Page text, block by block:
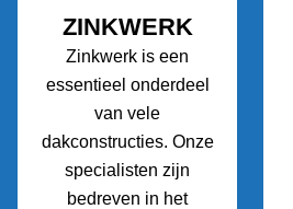
ZINKWERK
Zinkwerk is een
essentieel onderdeel
van vele
dakconstructies. Onze
specialisten zijn
bedreven in het